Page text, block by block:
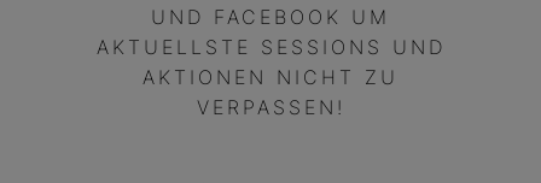
UND FACEBOOK UM
AKTUELLSTE SESSIONS UND
AKTIONEN NICHT ZU
VERPASSEN!